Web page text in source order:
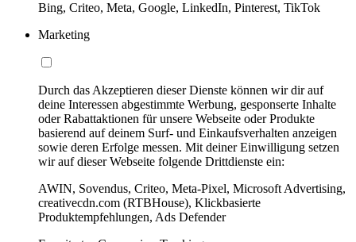
Bing, Criteo, Meta, Google, LinkedIn, Pinterest, TikTok
Marketing
Durch das Akzeptieren dieser Dienste können wir dir auf
deine Interessen abgestimmte Werbung, gesponserte Inhalte
oder Rabattaktionen für unsere Webseite oder Produkte
basierend auf deinem Surf- und Einkaufsverhalten anzeigen
sowie deren Erfolge messen. Mit deiner Einwilligung setzen
wir auf dieser Webseite folgende Drittdienste ein:
AWIN, Sovendus, Criteo, Meta-Pixel, Microsoft Advertising,
creativecdn.com (RTBHouse), Klickbasierte
Produktempfehlungen, Ads Defender